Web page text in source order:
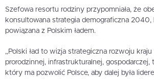
Szefowa resortu rodziny przypomniała, że
konsultowana strategia demograficzna 2040,
powiązana z Polskim ładem.
„Polski ład to wizja strategiczna rozwoju
prorodzinnej, infrastrukturalnej, gospodarczej,
który ma pozwolić Polsce, aby dalej była